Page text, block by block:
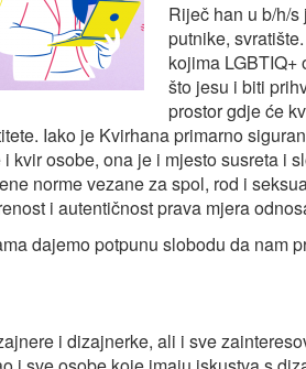
Riječ han u b/h/
putnike,
kojima
što jesu i biti
prostor gdje će
Iako je Kvirhana primarno
kvir osobe, ona je i mjesto susreta i
norme vezane za spol, rod i
i autentičnost prava mjera
dajemo potpunu slobodu da nam
i dizajnerke, ali i sve